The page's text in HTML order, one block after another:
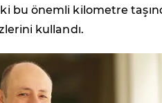
bu önemli kilometre
kullandı.